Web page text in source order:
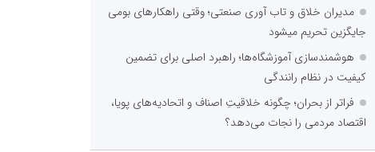
مدیران خلاق و تاب آوری صنعتی؛ وقتی راهکارهای بومی
جایگزین تحریم میشود
هوشمندسازی آموزشگاه‌ها؛ راهبرد اصلی برای تضمین
کیفیت در نظام رانندگی
فراتر از بحران؛ چگونه خلاقیتِ اصناف و اتحادیه‌های پویا،
اقتصاد مردمی را نجات می‌دهد؟